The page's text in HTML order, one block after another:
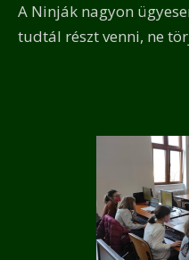
A Ninják nagyon
tudtál részt venni, ne